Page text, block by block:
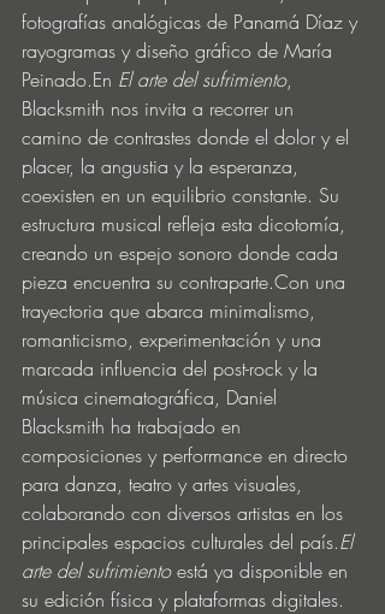
fotografías analógicas de Panamá Díaz y
rayogramas y diseño gráfico de María
Peinado.En El arte del sufrimiento,
Blacksmith nos invita a recorrer un
camino de contrastes donde el dolor y el
placer, la angustia y la esperanza,
coexisten en un equilibrio constante. Su
estructura musical refleja esta dicotomía,
creando un espejo sonoro donde cada
pieza encuentra su contraparte.Con una
trayectoria que abarca minimalismo,
romanticismo, experimentación y una
marcada influencia del post-rock y la
música cinematográfica, Daniel
Blacksmith ha trabajado en
composiciones y performance en directo
para danza, teatro y artes visuales,
colaborando con diversos artistas en los
principales espacios culturales del país.El
arte del sufrimiento está ya disponible en
su edición física y plataformas digitales.